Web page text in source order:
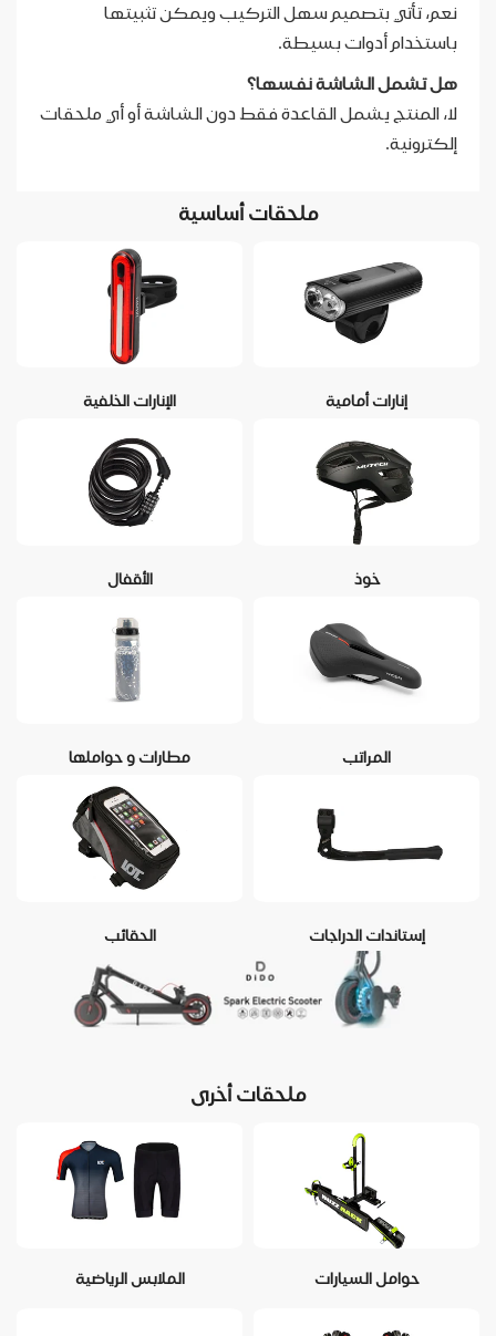
نعم، تأتي بتصميم سهل التركيب ويمكن تثبيتها
باستخدام أدوات بسيطة.
هل تشمل الشاشة نفسها؟
لا، المنتج يشمل القاعدة فقط دون الشاشة أو أي ملحقات
إلكترونية.
ملحقات أساسية
إنارات أمامية الإنارات الخلفية
خوذ الأقفال
المراتب مطارات و حواملها
إستاندات الدراجات الحقائب
ملحقات أخرى
حوامل السيارات الملابس الرياضية